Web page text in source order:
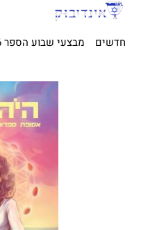
חדשים מבצעי שבוע הספר 2026